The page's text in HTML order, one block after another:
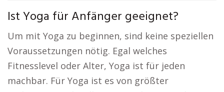
Ist Yoga für Anfänger geeignet?
Um mit Yoga zu beginnen, sind keine speziellen
Voraussetzungen nötig. Egal welches
Fitnesslevel oder Alter, Yoga ist für jeden
machbar. Für Yoga ist es von größter